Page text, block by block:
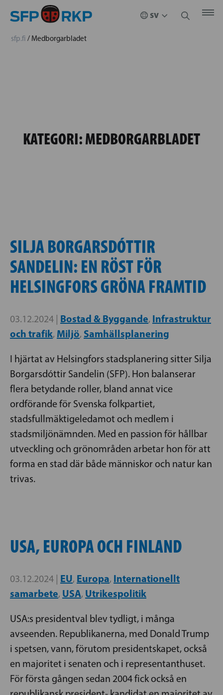
sfp.fi / Medborgarbladet
KATEGORI:MEDBORGARBLADET
SILJA BORGARSDÓTTIR
SANDELIN: EN RÖST FÖR
HELSINGFORS GRÖNA FRAMTID
03.12.2024 | Bostad & Byggande, Infrastruktur
och trafik, Miljö, Samhällsplanering
I hjärtat av Helsingfors stadsplanering sitter Silja
Borgarsdóttir Sandelin (SFP). Hon balanserar
flera betydande roller, bland annat vice
ordförande för Svenska folkpartiet,
stadsfullmäktigeledamot och medlem i
stadsmiljönämnden. Med en passion för hållbar
utveckling och grönområden arbetar hon för att
forma en stad där både människor och natur kan
trivas.
USA, EUROPA OCH FINLAND
03.12.2024 | EU, Europa, Internationellt
samarbete, USA, Utrikespolitik
USA:s presidentval blev tydligt, i många
avseenden. Republikanerna, med Donald Trump
i spetsen, vann, förutom presidentskapet, också
en majoritet i senaten och i representanthuset.
För första gången sedan 2004 fick också en